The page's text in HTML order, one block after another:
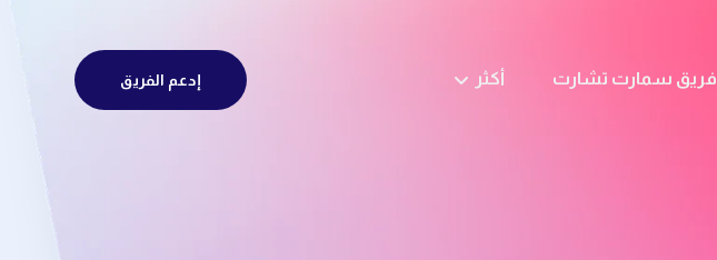
فريق سمارت تشارت أكثر إدعم الفريق